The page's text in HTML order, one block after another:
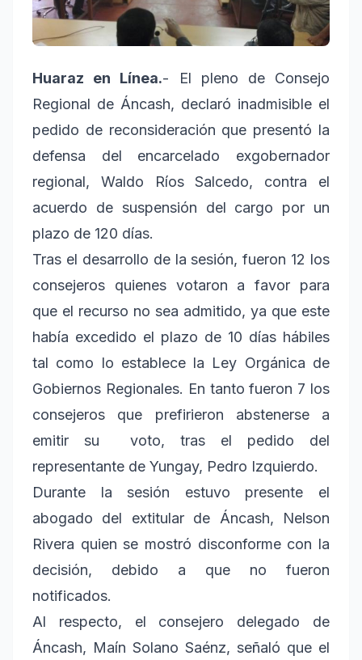
Huaraz en Línea.- El pleno de Consejo
Regional de Áncash, declaró inadmisible el
pedido de reconsideración que presentó la
defensa del encarcelado exgobernador
regional, Waldo Ríos Salcedo, contra el
acuerdo de suspensión del cargo por un
plazo de 120 días.
Tras el desarrollo de la sesión, fueron 12 los
consejeros quienes votaron a favor para
que el recurso no sea admitido, ya que este
había excedido el plazo de 10 días hábiles
tal como lo establece la Ley Orgánica de
Gobiernos Regionales. En tanto fueron 7 los
consejeros que prefirieron abstenerse a
emitir su voto, tras el pedido del
representante de Yungay, Pedro Izquierdo.
Durante la sesión estuvo presente el
abogado del extitular de Áncash, Nelson
Rivera quien se mostró disconforme con la
decisión, debido a que no fueron
notificados.
Al respecto, el consejero delegado de
Áncash, Maín Solano Saénz, señaló que el